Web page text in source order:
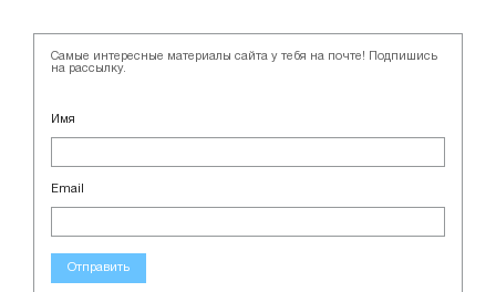
Самые интересные материалы сайта у тебя на почте! Подпишись
на рассылку.
Имя
Email
Отправить